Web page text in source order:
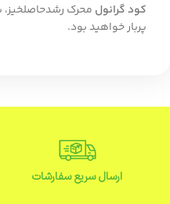
کود گرانول محرک
پربار خواهید بود.
ارسال سریع سفارشات